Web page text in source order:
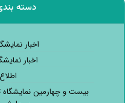
دسته
اخبار
اخبار
بیست و چهارمین